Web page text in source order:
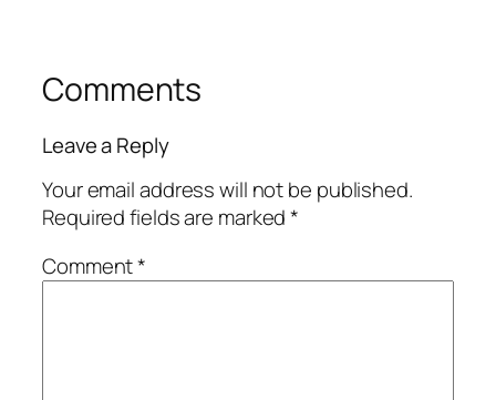
Comments
Leave a Reply
Your email address will not be published.
Required fields are marked*
Comment*